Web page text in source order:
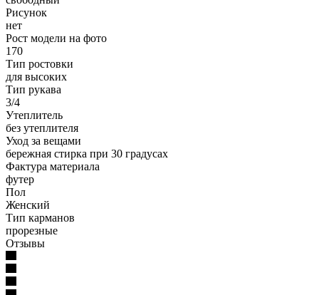
Рисунок
нет
Рост модели на фото
170
Тип ростовки
для высоких
Тип рукава
3/4
Утеплитель
без утеплителя
Уход за вещами
бережная стирка при 30 градусах
Фактура материала
футер
Пол
Женский
Тип карманов
прорезные
Отзывы